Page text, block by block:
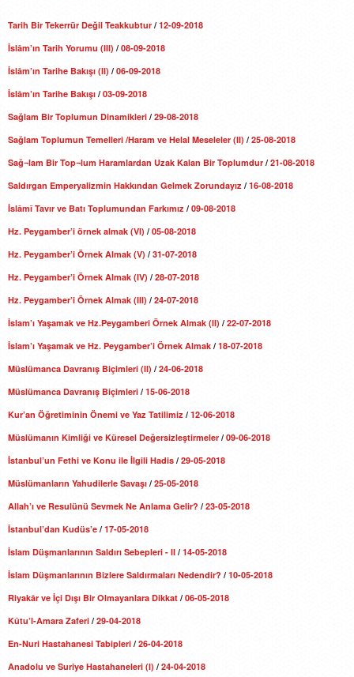
Tarih Bir Tekerrür Değil Teakkubtur / 12-09-2018
İslâm’ın Tarih Yorumu (III) / 08-09-2018
İslâm’ın Tarihe Bakışı (II) / 06-09-2018
İslâm’ın Tarihe Bakışı / 03-09-2018
Sağlam Bir Toplumun Dinamikleri / 29-08-2018
Sağlam Toplumun Temelleri /Haram ve Helal Meseleler (II) / 25-08-2018
Sağ¬lam Bir Top¬lum Haramlardan Uzak Kalan Bir Toplumdur / 21-08-2018
Saldırgan Emperyalizmin Hakkından Gelmek Zorundayız / 16-08-2018
İslâmî Tavır ve Batı Toplumundan Farkımız / 09-08-2018
Hz. Peygamber’i örnek almak (VI) / 05-08-2018
Hz. Peygamber’i Örnek Almak (V) / 31-07-2018
Hz. Peygamber’i Örnek Almak (IV) / 28-07-2018
Hz. Peygamber’i Örnek Almak (III) / 24-07-2018
İslam’ı Yaşamak ve Hz.Peygamberi Örnek Almak (II) / 22-07-2018
İslam’ı Yaşamak ve Hz. Peygamber’i Örnek Almak / 18-07-2018
Müslümanca Davranış Biçimleri (II) / 24-06-2018
Müslümanca Davranış Biçimleri / 15-06-2018
Kur’an Öğretiminin Önemi ve Yaz Tatilimiz / 12-06-2018
Müslümanın Kimliği ve Küresel Değersizleştirmeler / 09-06-2018
İstanbul’un Fethi ve Konu ile İlgili Hadis / 29-05-2018
Müslümanların Yahudilerle Savaşı / 25-05-2018
Allah’ı ve Resulünü Sevmek Ne Anlama Gelir? / 23-05-2018
İstanbul’dan Kudüs’e / 17-05-2018
İslam Düşmanlarının Saldırı Sebepleri - II / 14-05-2018
İslam Düşmanlarının Bizlere Saldırmaları Nedendir? / 10-05-2018
Riyakâr ve İçi Dışı Bir Olmayanlara Dikkat / 06-05-2018
Kûtu’l-Amara Zaferi / 29-04-2018
En-Nuri Hastahanesi Tabipleri / 26-04-2018
Anadolu ve Suriye Hastahaneleri (I) / 24-04-2018